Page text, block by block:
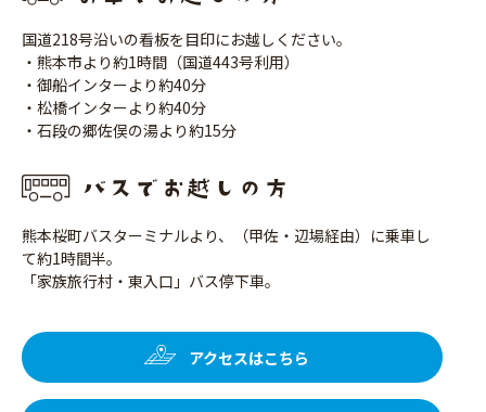
国道218号沿いの看板を目印にお越しください。
・熊本市より約1時間（国道443号利用）
・御船インターより約40分
・松橋インターより約40分
・石段の郷佐俣の湯より約15分
熊本桜町バスターミナルより、（甲佐・辺場経由）に乗車し
て約1時間半。
「家族旅行村・東入口」バス停下車。
アクセスはこちら